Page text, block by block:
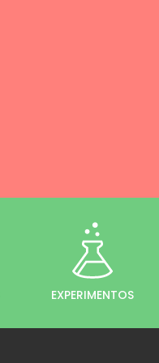
EXPERIMENTOS